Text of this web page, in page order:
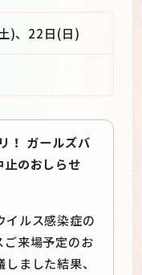
)、22日(日)
！ ガールズバ
止のおしらせ
イルス感染症の
来場予定のお
ました結果、